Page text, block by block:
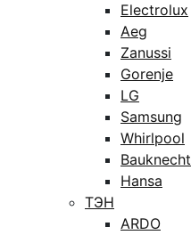
Electrolux
Aeg
Zanussi
Gorenje
LG
Samsung
Whirlpool
Bauknecht
Hansa
ТЭН
ARDO